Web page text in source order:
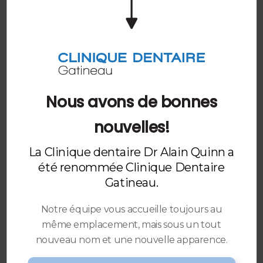
dentiste peut recommander différentes options de
telles qu'une intervention de canal, des antibiotiques
ou une intervention chirurgicale.
Autres causes potentielles
Si vous éprouvez une sensibilité dentaire temporaire,
pas toujours un problème grave. Pour soulager la
gêne, il est recommandé d'utiliser un dentifrice pour
les dents sensibles et d'éviter les boissons et aliments
Cependant, si la sensibilité persiste pendant plusieurs
jours, il est judicieux de consulter votre dentiste. La
récession gingivale est une cause fréquente de
Nous avons de bonnes
nouvelles!
La Clinique dentaire Dr Alain Quinn a
été renommée Clinique Dentaire
Gatineau.
Notre équipe vous accueille toujours au
même emplacement, mais sous un tout
nouveau nom et une nouvelle apparence.